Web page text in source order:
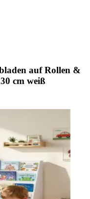
auf Rollen &
cm weiß